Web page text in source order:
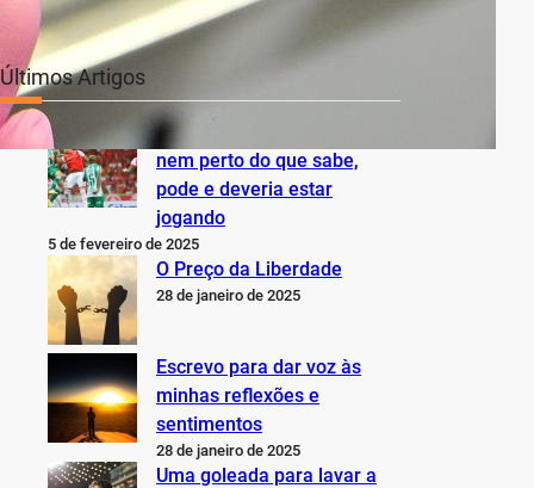
Últimos Artigos
O Inter não está jogando
nem perto do que sabe,
pode e deveria estar
jogando
5 de fevereiro de 2025
O Preço da Liberdade
28 de janeiro de 2025
Escrevo para dar voz às
minhas reflexões e
sentimentos
28 de janeiro de 2025
Uma goleada para lavar a